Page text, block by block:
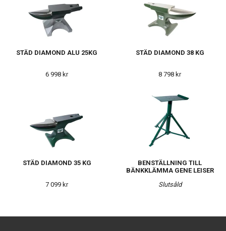
STÄD DIAMOND ALU 25KG
6 998 kr
STÄD DIAMOND 38 KG
8 798 kr
STÄD DIAMOND 35 KG
7 099 kr
BENSTÄLLNING TILL
BÄNKKLÄMMA GENE LEISER
Slutsåld